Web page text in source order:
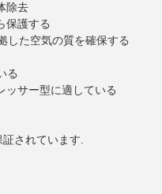
除去
保護する
した空気の質を確保する
る
ッサー型に適している
されています.